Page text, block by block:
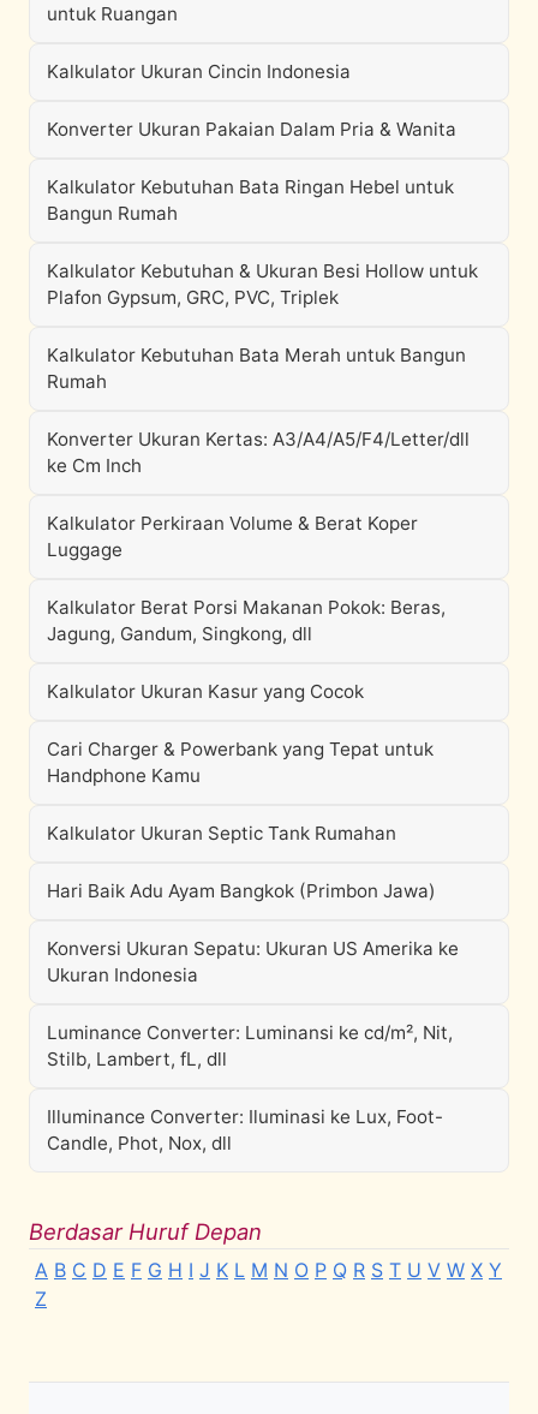
untuk Ruangan
Kalkulator Ukuran Cincin Indonesia
Konverter Ukuran Pakaian Dalam Pria & Wanita
Kalkulator Kebutuhan Bata Ringan Hebel untuk
Bangun Rumah
Kalkulator Kebutuhan & Ukuran Besi Hollow untuk
Plafon Gypsum, GRC, PVC, Triplek
Kalkulator Kebutuhan Bata Merah untuk Bangun
Rumah
Konverter Ukuran Kertas: A3/A4/A5/F4/Letter/dll
ke Cm Inch
Kalkulator Perkiraan Volume & Berat Koper
Luggage
Kalkulator Berat Porsi Makanan Pokok: Beras,
Jagung, Gandum, Singkong, dll
Kalkulator Ukuran Kasur yang Cocok
Cari Charger & Powerbank yang Tepat untuk
Handphone Kamu
Kalkulator Ukuran Septic Tank Rumahan
Hari Baik Adu Ayam Bangkok (Primbon Jawa)
Konversi Ukuran Sepatu: Ukuran US Amerika ke
Ukuran Indonesia
Luminance Converter: Luminansi ke cd/m², Nit,
Stilb, Lambert, fL, dll
Illuminance Converter: Iluminasi ke Lux, Foot-
Candle, Phot, Nox, dll
Berdasar Huruf Depan
A B C D E F G H I J K L M N O P Q R S T U V W X Y
Z